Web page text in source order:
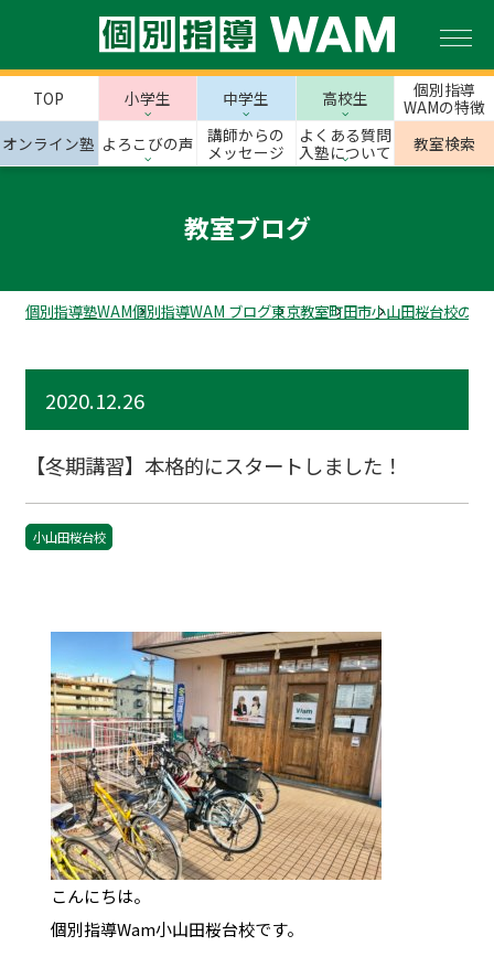
TOP 小学生 中学生 高校生
個別指導
WAMの特徴
オンライン塾 よろこびの声
講師からの
メッセージ
よくある質問
入塾について
教室検索
教室ブログ
個別指導塾WAM個別指導WAM ブログ東京教室町田市小山田桜台校のス
2020.12.26
【冬期講習】本格的にスタートしました！
小山田桜台校
こんにちは。
個別指導Wam小山田桜台校です。